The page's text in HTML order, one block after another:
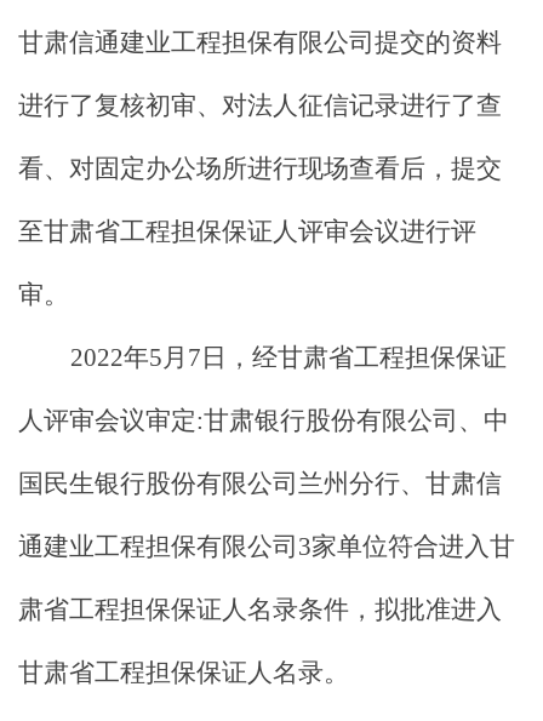
甘肃信通建业工程担保有限公司提交的资料
进行了复核初审、对法人征信记录进行了查
看、对固定办公场所进行现场查看后，提交
至甘肃省工程担保保证人评审会议进行评
审。
2022年5月 7 日，经甘肃省工程担保保证
人评审会议审定:甘肃银行股份有限公司 、中
国民生银行股份有限公司兰州分行、甘肃信
通建业工程担保有限公司 3家单位符合进入甘
肃省工程担保保证人名录条件，拟批准进入
甘肃省工程担保保证人名录。